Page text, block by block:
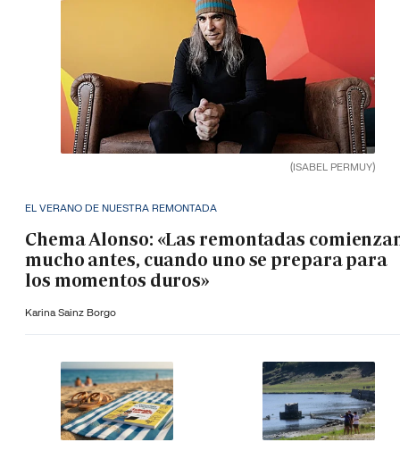
(ISABEL PERMUY)
EL VERANO DE NUESTRA REMONTADA
Chema Alonso: «Las remontadas
mucho antes, cuando uno se prepara para
los momentos duros»
Karina Sainz Borgo